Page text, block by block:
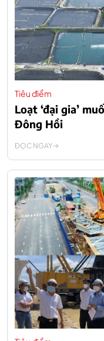
Tiêu điểm
Loạt ‘đại gia’
Đông Hồi
ĐỌC NGAY